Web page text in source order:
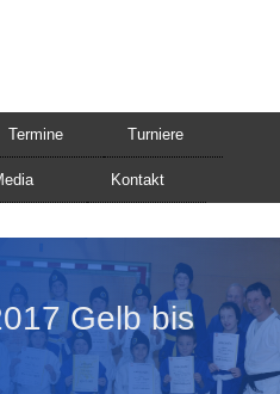
Termine Turniere
Kontakt
Gelb bis